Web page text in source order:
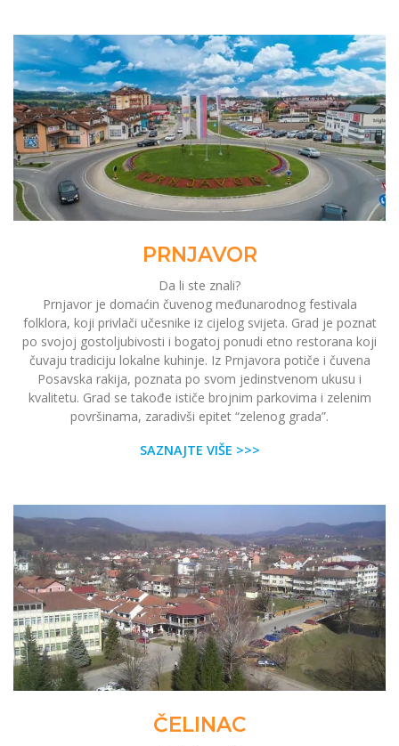
PRNJAVOR
Da li ste znali?
Prnjavor je domaćin čuvenog međunarodnog festivala
folklora, koji privlači učesnike iz cijelog svijeta. Grad je poznat
po svojoj gostoljubivosti i bogatoj ponudi etno restorana koji
čuvaju tradiciju lokalne kuhinje. Iz Prnjavora potiče i čuvena
Posavska rakija, poznata po svom jedinstvenom ukusu i
kvalitetu. Grad se takođe ističe brojnim parkovima i zelenim
površinama, zaradivši epitet “zelenog grada”.
SAZNAJTE VIŠE >>>
ČELINAC